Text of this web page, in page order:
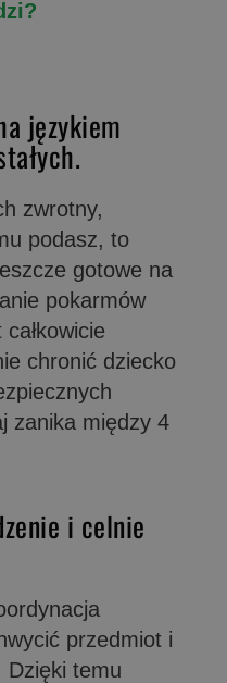
językiem
zwrotny,
podasz, to
gotowe na
pokarmów
chronić dziecko
zanika między 4
i celnie
przedmiot i
temu